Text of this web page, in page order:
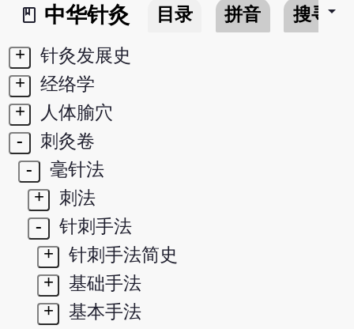
book_2
中华针灸 目录 拼音 搜寻arrow_drop_down
+
针灸发展史
+
经络学
+
人体腧穴
-
刺灸卷
-
毫针法
+
刺法
-
针刺手法
+
针刺手法简史
+
基础手法
+
基本手法